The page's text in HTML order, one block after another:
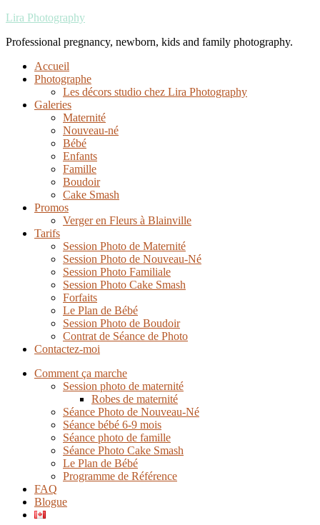
Lira Photography
Professional pregnancy, newborn, kids and family photography.
Accueil
Photographe
Les décors studio chez Lira Photography
Galeries
Maternité
Nouveau-né
Bébé
Enfants
Famille
Boudoir
Cake Smash
Promos
Verger en Fleurs à Blainville
Tarifs
Session Photo de Maternité
Session Photo de Nouveau-Né
Session Photo Familiale
Session Photo Cake Smash
Forfaits
Le Plan de Bébé
Session Photo de Boudoir
Contrat de Séance de Photo
Contactez-moi
Comment ça marche
Session photo de maternité
Robes de maternité
Séance Photo de Nouveau-Né
Séance bébé 6-9 mois
Séance photo de famille
Séance Photo Cake Smash
Le Plan de Bébé
Programme de Référence
FAQ
Blogue